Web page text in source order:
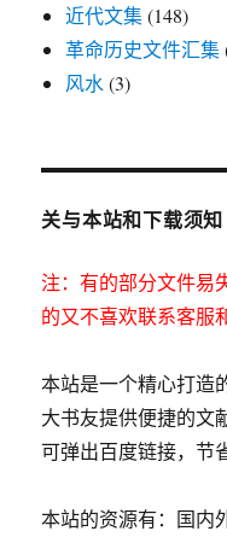
近代文集(148)
革命历史文件汇集
风水 (3)
关与本站和下载须知
注：有的部分文件易
的又不喜欢联系客服
本站是一个精心打造
大书友提供便捷的文
可弹出百度链接，节
本站的资源有：国内